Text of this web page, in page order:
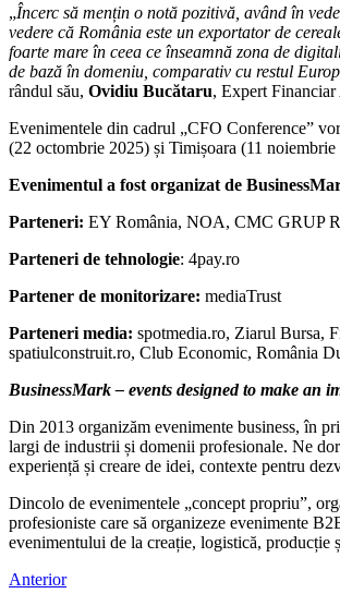
„Încerc să mențin o notă pozitivă, având în
vedere că România este un exportator de
foarte mare în ceea ce înseamnă zona de
de bază în domeniu, comparativ cu restul
rândul său, Ovidiu Bucătaru, Expert Financiar
Evenimentele din cadrul „CFO Conference”
(22 octombrie 2025) și Timișoara (11 noiembrie
Evenimentul a fost organizat de
Parteneri: EY România, NOA, CMC GRUP
Parteneri de tehnologie: 4pay.ro
Partener de monitorizare: mediaTrust
Parteneri media: spotmedia.ro, Ziarul Bursa,
spatiulconstruit.ro, Club Economic, România
BusinessMark – events designed to make an
Din 2013 organizăm evenimente business, în
largi de industrii și domenii profesionale. Ne
experiență și creare de idei, contexte pentru
Dincolo de evenimentele „concept propriu”,
profesioniste care să organizeze evenimente
evenimentului de la creație, logistică, producție
Anterior